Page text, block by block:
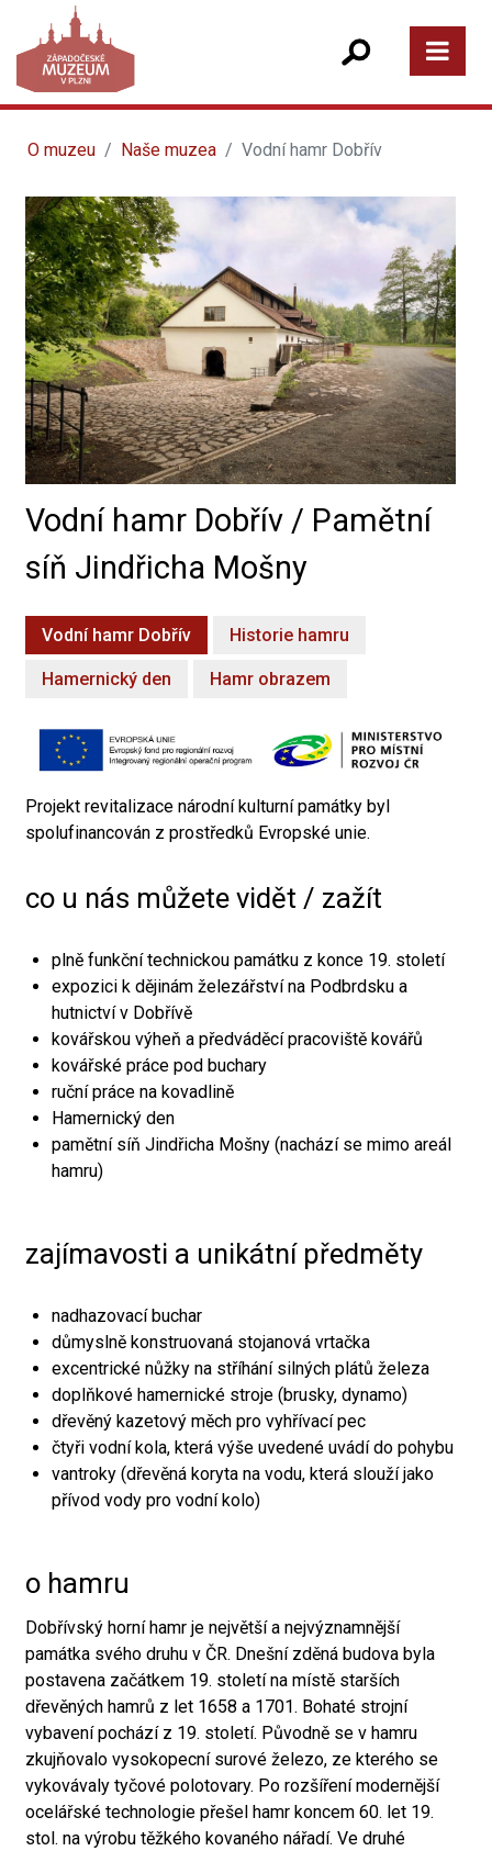
O muzeu Naše muzea Vodní hamr Dobřív
Vodní hamr Dobřív / Pamětní
síň Jindřicha Mošny
Vodní hamr Dobřív Historie hamru
Hamernický den Hamr obrazem
Projekt revitalizace národní kulturní památky byl
spolufinancován z prostředků Evropské unie.
co u nás můžete vidět / zažít
plně funkční technickou památku z konce 19. století
expozici k dějinám železářství na Podbrdsku a
hutnictví v Dobřívě
kovářskou výheň a předváděcí pracoviště kovářů
kovářské práce pod buchary
ruční práce na kovadlině
Hamernický den
pamětní síň Jindřicha Mošny (nachází se mimo areál
hamru)
zajímavosti a unikátní předměty
nadhazovací buchar
důmyslně konstruovaná stojanová vrtačka
excentrické nůžky na stříhání silných plátů železa
doplňkové hamernické stroje (brusky, dynamo)
dřevěný kazetový měch pro vyhřívací pec
čtyři vodní kola, která výše uvedené uvádí do pohybu
vantroky (dřevěná koryta na vodu, která slouží jako
přívod vody pro vodní kolo)
o hamru
Dobřívský horní hamr je největší a nejvýznamnější
památka svého druhu v ČR. Dnešní zděná budova byla
postavena začátkem 19. století na místě starších
dřevěných hamrů z let 1658 a 1701. Bohaté strojní
vybavení pochází z 19. století. Původně se v hamru
zkujňovalo vysokopecní surové železo, ze kterého se
vykovávaly tyčové polotovary. Po rozšíření modernější
ocelářské technologie přešel hamr koncem 60. let 19.
stol. na výrobu těžkého kovaného nářadí. Ve druhé